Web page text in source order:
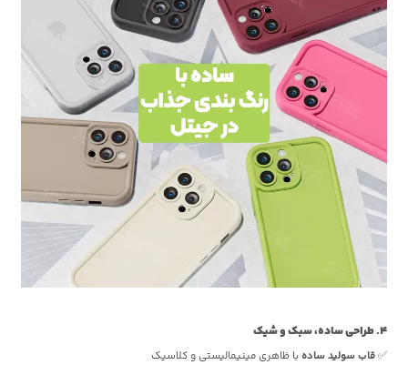
4. طراحی ساده، سبک و شیک
✅قاب سولید ساده با ظاهری مینیمالیستی و کلاسیک